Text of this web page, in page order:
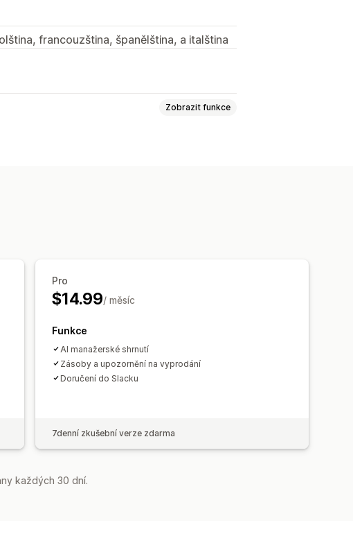
francouzština, španělština, a italština
Zobrazit funkce
Pro
$14.99/ měsíc
Funkce
AI manažerské shrnutí
Zásoby a upozornění na vyprodání
Doručení do Slacku
7denní zkušební verze zdarma
každých 30 dní.